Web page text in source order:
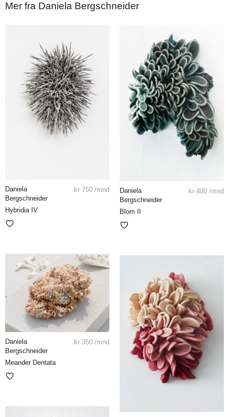
Mer fra Daniela Bergschneider
Daniela
Bergschneider
Hybridia IV
kr 750 /mnd
Daniela
Bergschneider
Blom II
kr 400 /mnd
Daniela
Bergschneider
Meander Dentata
kr 350 /mnd